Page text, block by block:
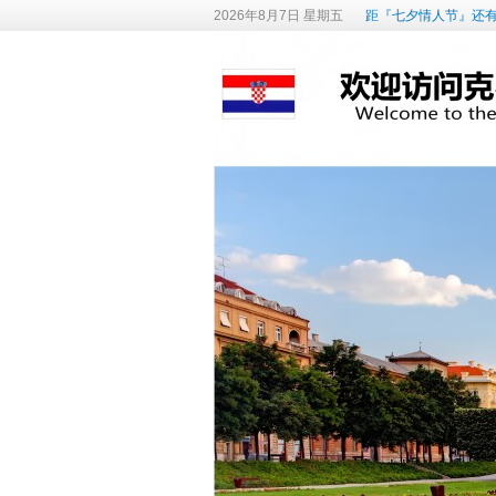
2026年8月7日 星期五 距『七夕情人节』还